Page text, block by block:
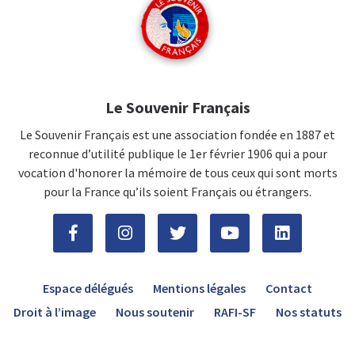
Le Souvenir Français
Le Souvenir Français est une association fondée en 1887 et
reconnue d’utilité publique le 1er février 1906 qui a pour
vocation d'honorer la mémoire de tous ceux qui sont morts
pour la France qu’ils soient Français ou étrangers.
Espace délégués Mentions légales
Contact
Droit à l’image
Nous soutenir RAFI-SF Nos statuts